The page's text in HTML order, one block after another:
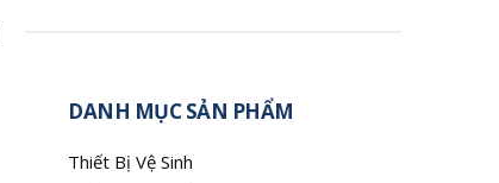
DANH MỤC SẢN PHẨM
Thiết Bị Vệ Sinh